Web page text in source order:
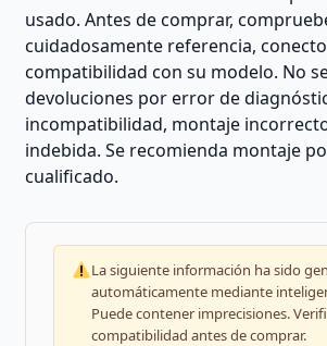
usado. Antes de comprar,
cuidadosamente referencia,
compatibilidad con su modelo. No
devoluciones por error de
incompatibilidad, montaje
indebida. Se recomienda montaje
cualificado.
La siguiente información ha sido
automáticamente mediante
Puede contener imprecisiones.
compatibilidad antes de comprar.